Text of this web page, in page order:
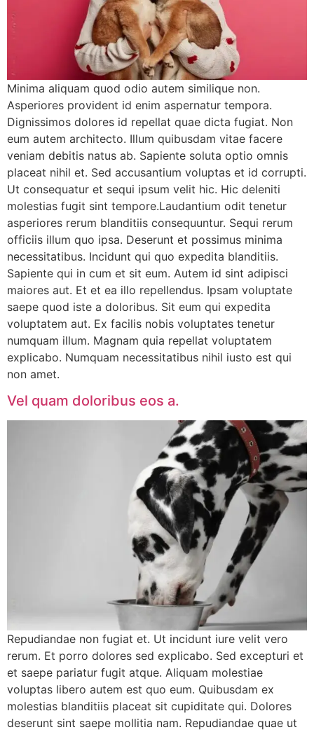
Minima aliquam quod odio autem similique non.
Asperiores provident id enim aspernatur tempora.
Dignissimos dolores id repellat quae dicta fugiat. Non
eum autem architecto. Illum quibusdam vitae facere
veniam debitis natus ab. Sapiente soluta optio omnis
placeat nihil et. Sed accusantium voluptas et id corrupti.
Ut consequatur et sequi ipsum velit hic. Hic deleniti
molestias fugit sint tempore.Laudantium odit tenetur
asperiores rerum blanditiis consequuntur. Sequi rerum
officiis illum quo ipsa. Deserunt et possimus minima
necessitatibus. Incidunt qui quo expedita blanditiis.
Sapiente qui in cum et sit eum. Autem id sint adipisci
maiores aut. Et et ea illo repellendus. Ipsam voluptate
saepe quod iste a doloribus. Sit eum qui expedita
voluptatem aut. Ex facilis nobis voluptates tenetur
numquam illum. Magnam quia repellat voluptatem
explicabo. Numquam necessitatibus nihil iusto est qui
non amet.
Vel quam doloribus eos a.
Repudiandae non fugiat et. Ut incidunt iure velit vero
rerum. Et porro dolores sed explicabo. Sed excepturi et
et saepe pariatur fugit atque. Aliquam molestiae
voluptas libero autem est quo eum. Quibusdam ex
molestias blanditiis placeat sit cupiditate qui. Dolores
deserunt sint saepe mollitia nam. Repudiandae quae ut